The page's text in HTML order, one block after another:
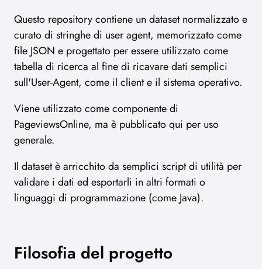
Questo repository contiene un dataset normalizzato e
curato di stringhe di user agent, memorizzato come
file JSON e progettato per essere utilizzato come
tabella di ricerca al fine di ricavare dati semplici
sull'User-Agent, come il client e il sistema operativo.
Viene utilizzato come componente di
PageviewsOnline, ma è pubblicato qui per uso
generale.
Il dataset è arricchito da semplici script di utilità per
validare i dati ed esportarli in altri formati o
linguaggi di programmazione (come Java).
Filosofia del progetto